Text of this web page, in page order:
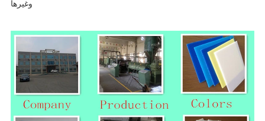
وغيرها